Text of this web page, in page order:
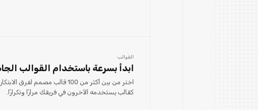
القوالب
ابدأ بسرعة باستخدام القوالب
اختر من بين أكثر من 100 قالب مصمم
كقالب يستخدمه الآخرون في فريقك مرارًا وتكرارًا.